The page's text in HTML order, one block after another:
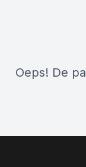
Oeps! De